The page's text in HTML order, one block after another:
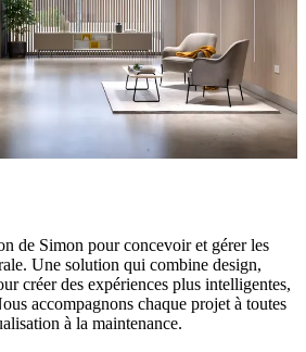
de Simon pour concevoir et gérer les
Une solution qui combine design,
créer des expériences plus intelligentes,
accompagnons chaque projet à toutes
à la maintenance.